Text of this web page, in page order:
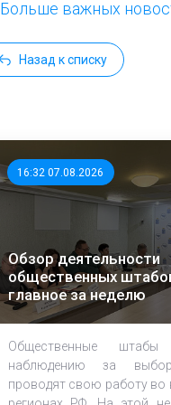
Больше важных
Назад к списку
16:32 07.08.2026
Обзор деятельности
общественных
главное за неделю
Общественные
наблюдению за
проводят свою работу во